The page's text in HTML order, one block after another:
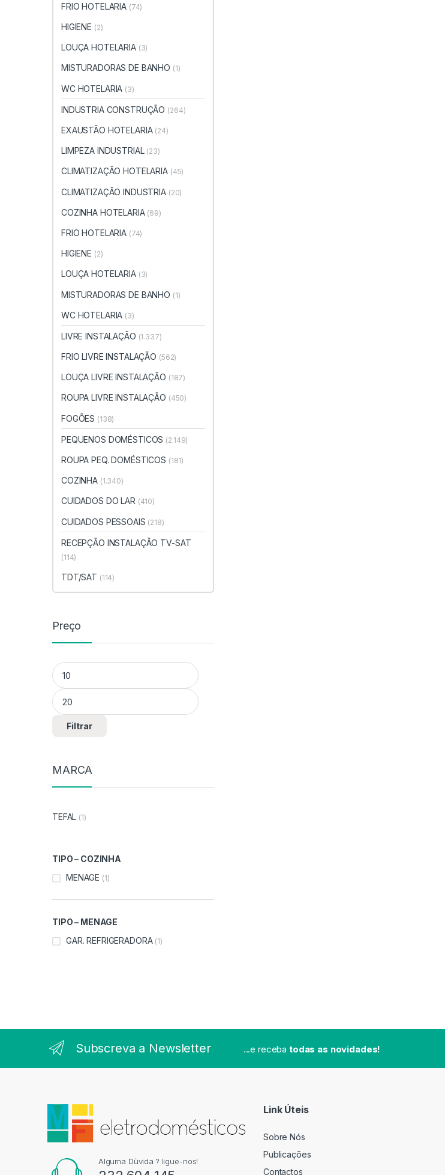
FRIO HOTELARIA (74)
HIGIENE (2)
LOUÇA HOTELARIA (3)
MISTURADORAS DE BANHO (1)
WC HOTELARIA (3)
INDUSTRIA CONSTRUÇÃO (264)
EXAUSTÃO HOTELARIA (24)
LIMPEZA INDUSTRIAL (23)
CLIMATIZAÇÃO HOTELARIA (45)
CLIMATIZAÇÃO INDUSTRIA (20)
COZINHA HOTELARIA (69)
FRIO HOTELARIA (74)
HIGIENE (2)
LOUÇA HOTELARIA (3)
MISTURADORAS DE BANHO (1)
WC HOTELARIA (3)
LIVRE INSTALAÇÃO (1.337)
FRIO LIVRE INSTALAÇÃO (562)
LOUÇA LIVRE INSTALAÇÃO (187)
ROUPA LIVRE INSTALAÇÃO (450)
FOGÕES (138)
PEQUENOS DOMÉSTICOS (2.149)
ROUPA PEQ. DOMÉSTICOS (181)
COZINHA (1.340)
CUIDADOS DO LAR (410)
CUIDADOS PESSOAIS (218)
RECEPÇÃO INSTALAÇÃO TV-SAT
(114)
TDT/SAT (114)
Preço
Preço mínimo
Preço máximo
Filtrar
MARCA
TEFAL (1)
TIPO – COZINHA
MENAGE (1)
TIPO – MENAGE
GAR. REFRIGERADORA (1)
Subscreva a Newsletter ...e receba todas as novidades!
Alguma Dùvida ? ligue-nos!
Link Úteis
Sobre Nós
Publicações
Contactos